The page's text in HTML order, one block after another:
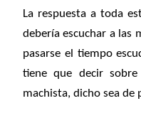
La respuesta a toda
debería escuchar a las
pasarse el tiempo
tiene que decir
machista, dicho sea de